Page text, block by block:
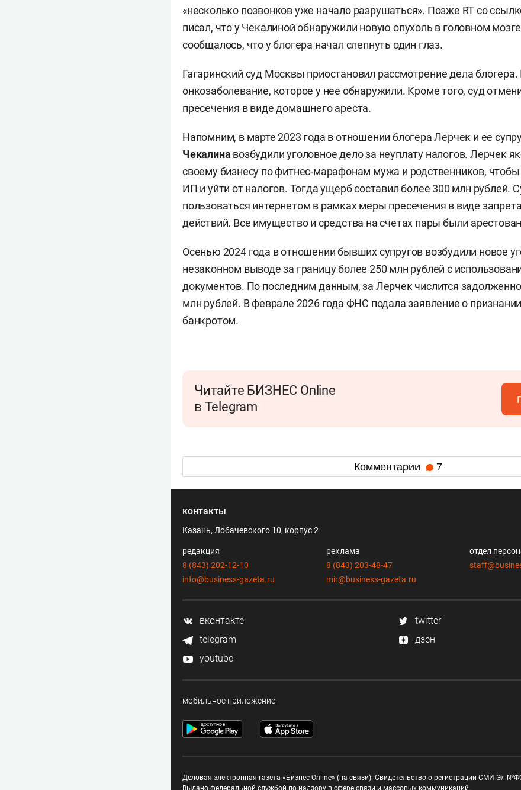
«несколько позвонков уже начало разрушаться». Позже RT со
писал, что у Чекалиной обнаружили новую опухоль в головном
сообщалось, что у блогера начал слепнуть один глаз.
Гагаринский суд Москвы приостановил рассмотрение дела
онкозаболевание, которое у нее обнаружили. Кроме того, суд
пресечения в виде домашнего ареста.
Напомним, в марте 2023 года в отношении блогера Лерчек и ее
Чекалина возбудили уголовное дело за неуплату налогов. Лерчек
своему бизнесу по фитнес-марафонам мужа и родственников,
ИП и уйти от налогов. Тогда ущерб составил более 300 млн рублей.
пользоваться интернетом в рамках меры пресечения в виде
действий. Все имущество и средства на счетах пары были
Осенью 2024 года в отношении бывших супругов возбудили новое
незаконном выводе за границу более 250 млн рублей с
документов. По последним данным, за Лерчек числится
млн рублей. В феврале 2026 года ФНС подала заявление о
банкротом.
Читайте БИЗНЕС Online
в Telegram
Комментарии 7
контакты
Казань, Лобачевского 10, корпус 2
редакция
8 (843) 202-12-10
info@business-gazeta.ru
реклама
8 (843) 203-48-47
mir@business-gazeta.ru
отдел
вконтакте
twitter
telegram
дзен
youtube
мобильное приложение
Деловая электронная газета «Бизнес Online» (на связи). Свидетельство о регистрации СМИ Эл
Выдано федеральной службой по надзору в сфере связи и массовых коммуникаций.